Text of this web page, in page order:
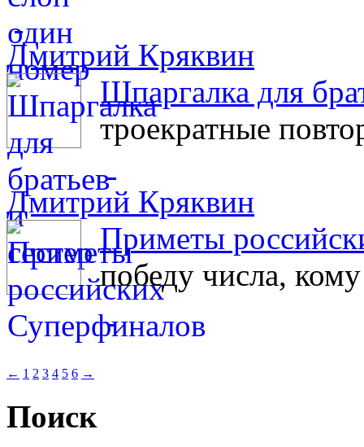
Дмитрий Кряквин
Шпаргалка для
троекратные
Дмитрий Кряквин
Приметы
победу числа,
← 1 2 3 4 5 6 →
Поиск